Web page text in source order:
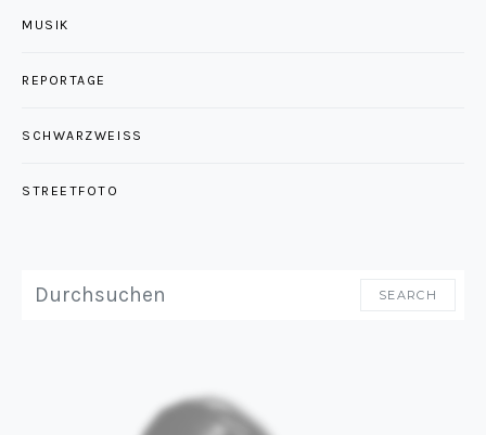
MUSIK
REPORTAGE
SCHWARZWEISS
STREETFOTO
SEARCH